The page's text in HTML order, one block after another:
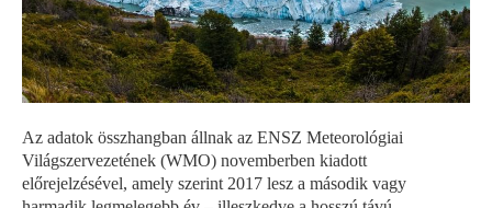
Az adatok összhangban állnak az ENSZ Meteorológiai
Világszervezetének (WMO) novemberben kiadott
előrejelzésével, amely szerint 2017 lesz a második vagy